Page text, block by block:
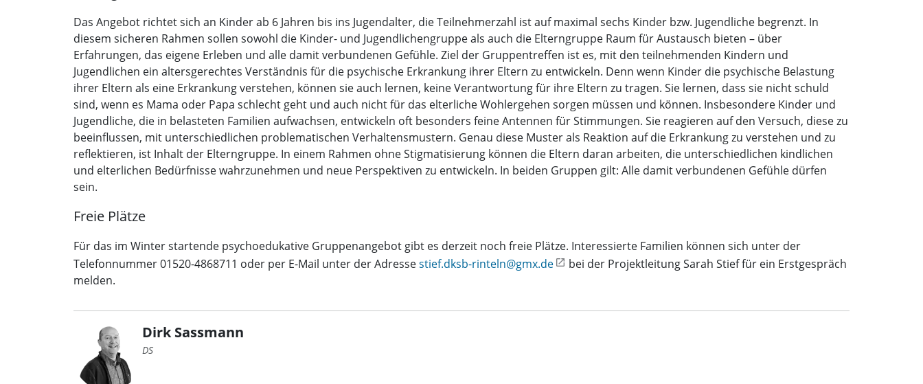
Das Angebot richtet sich an Kinder ab 6 Jahren bis ins Jugendalter, die Teilnehmerzahl ist auf maximal sechs Kinder bzw. Jugendliche begrenzt. In
diesem sicheren Rahmen sollen sowohl die Kinder- und Jugendlichengruppe als auch die Elterngruppe Raum für Austausch bieten – über
Erfahrungen, das eigene Erleben und alle damit verbundenen Gefühle. Ziel der Gruppentreffen ist es, mit den teilnehmenden Kindern und
Jugendlichen ein altersgerechtes Verständnis für die psychische Erkrankung ihrer Eltern zu entwickeln. Denn wenn Kinder die psychische Belastung
ihrer Eltern als eine Erkrankung verstehen, können sie auch lernen, keine Verantwortung für ihre Eltern zu tragen. Sie lernen, dass sie nicht schuld
sind, wenn es Mama oder Papa schlecht geht und auch nicht für das elterliche Wohlergehen sorgen müssen und können. Insbesondere Kinder und
Jugendliche, die in belasteten Familien aufwachsen, entwickeln oft besonders feine Antennen für Stimmungen. Sie reagieren auf den Versuch, diese zu
beeinflussen, mit unterschiedlichen problematischen Verhaltensmustern. Genau diese Muster als Reaktion auf die Erkrankung zu verstehen und zu
reflektieren, ist Inhalt der Elterngruppe. In einem Rahmen ohne Stigmatisierung können die Eltern daran arbeiten, die unterschiedlichen kindlichen
und elterlichen Bedürfnisse wahrzunehmen und neue Perspektiven zu entwickeln. In beiden Gruppen gilt: Alle damit verbundenen Gefühle dürfen
sein.
Freie Plätze
Für das im Winter startende psychoedukative Gruppenangebot gibt es derzeit noch freie Plätze. Interessierte Familien können sich unter der
Telefonnummer 01520-4868711 oder per E-Mail unter der Adressestief.dksb-rinteln@gmx.de
bei der Projektleitung Sarah Stief für ein Erstgespräch
melden.
Dirk Sassmann
DS